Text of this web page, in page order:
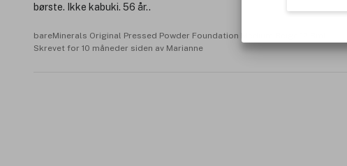
børste. Ikke kabuki. 56 år..
bareMinerals Original Pressed Powder Foundation Medium Beige 12 8ml
Skrevet for 10 måneder siden av Marianne